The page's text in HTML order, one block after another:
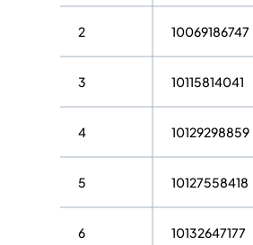
2 10069186747
3 10115814041
4 10129298859
5 10127558418
6 10132647177